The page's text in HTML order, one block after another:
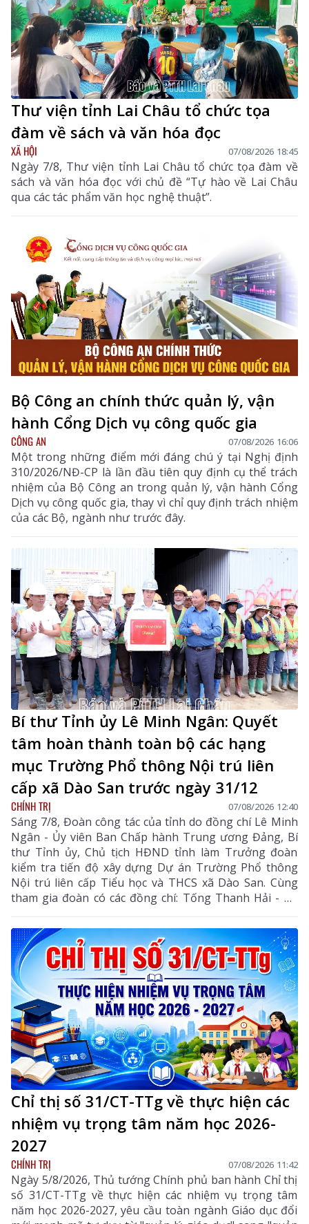
Thư viện tỉnh Lai Châu tổ chức tọa
đàm về sách và văn hóa đọc
XÃ HỘI 07/08/2026 18:45
Ngày 7/8, Thư viện tỉnh Lai Châu tổ chức tọa đàm về
sách và văn hóa đọc với chủ đề “Tự hào về Lai Châu
qua các tác phẩm văn học nghệ thuật”.
Bộ Công an chính thức quản lý, vận
hành Cổng Dịch vụ công quốc gia
CÔNG AN 07/08/2026 16:06
Một trong những điểm mới đáng chú ý tại Nghị định
310/2026/NĐ-CP là lần đầu tiên quy định cụ thể trách
nhiệm của Bộ Công an trong quản lý, vận hành Cổng
Dịch vụ công quốc gia, thay vì chỉ quy định trách nhiệm
của các Bộ, ngành như trước đây.
Bí thư Tỉnh ủy Lê Minh Ngân: Quyết
tâm hoàn thành toàn bộ các hạng
mục Trường Phổ thông Nội trú liên
cấp xã Dào San trước ngày 31/12
CHÍNH TRỊ 07/08/2026 12:40
Sáng 7/8, Đoàn công tác của tỉnh do đồng chí Lê Minh
Ngân - Ủy viên Ban Chấp hành Trung ương Đảng, Bí
thư Tỉnh ủy, Chủ tịch HĐND tỉnh làm Trưởng đoàn
kiểm tra tiến độ xây dựng Dự án Trường Phổ thông
Nội trú liên cấp Tiểu học và THCS xã Dào San. Cùng
tham gia đoàn có các đồng chí: Tống Thanh Hải - Uỷ
viên Ban Thường vụ Tỉnh ủy, Phó Chủ tịch Thường
trực UBND tỉnh; Lê Đức Dục - Ủy viên Ban Thường vụ,
Trưởng Ban Tuyên giáo và Dân vận Tỉnh ủy; lãnh đạo
một số sở, ngành liên quan và xã Dào San.
Chỉ thị số 31/CT-TTg về thực hiện các
nhiệm vụ trọng tâm năm học 2026-
2027
CHÍNH TRỊ 07/08/2026 11:42
Ngày 5/8/2026, Thủ tướng Chính phủ ban hành Chỉ thị
số 31/CT-TTg về thực hiện các nhiệm vụ trọng tâm
năm học 2026-2027, yêu cầu toàn ngành Giáo dục đổi